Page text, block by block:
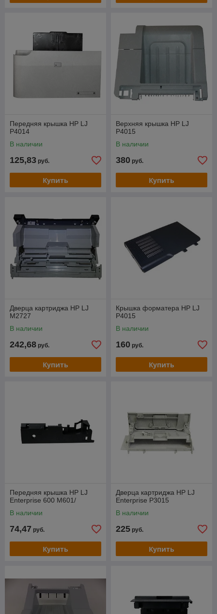
Передняя крышка HP LJ
P4014
В наличии
125,83 руб.
Купить
Верхняя крышка HP LJ
P4015
В наличии
380 руб.
Купить
Дверца картриджа HP LJ
M2727
В наличии
242,68 руб.
Купить
Крышка форматера HP LJ
P4015
В наличии
160 руб.
Купить
Передняя крышка HP LJ
Enterprise 600 M601/
В наличии
74,47 руб.
Купить
Дверца картриджа HP LJ
Enterprise P3015
В наличии
225 руб.
Купить